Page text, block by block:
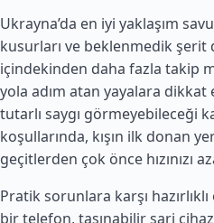
Ukrayna’da en iyi yaklaşım
kusurları ve beklenmedik
içindekinden daha fazla takip
yola adım atan yayalara
tutarlı saygı görmeyebileceği
koşullarında, kışın ilk donan
geçitlerden çok önce hızınızı
Pratik sorunlara karşı
bir telefon, taşınabilir şarj